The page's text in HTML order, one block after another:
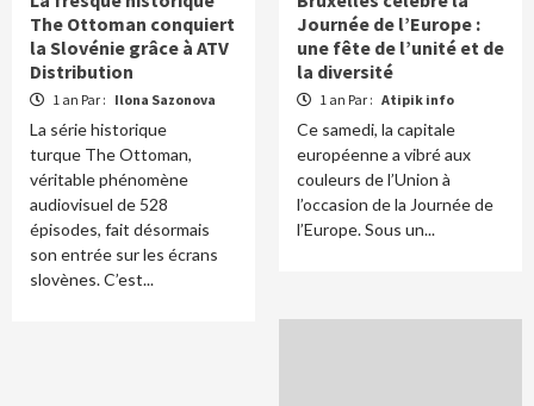
The Ottoman conquiert
la Slovénie grâce à ATV
Distribution
1 an Par : Ilona Sazonova
La série historique
turque The Ottoman,
véritable phénomène
audiovisuel de 528
épisodes, fait désormais
son entrée sur les écrans
slovènes. C’est...
Journée de l’Europe :
une fête de l’unité et de
la diversité
1 an Par : Atipik info
Ce samedi, la capitale
européenne a vibré aux
couleurs de l’Union à
l’occasion de la Journée de
l’Europe. Sous un...